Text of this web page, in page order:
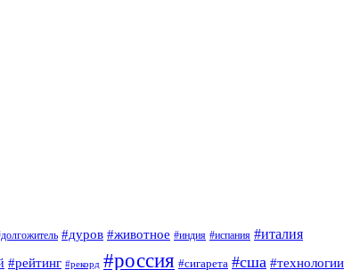
#дуров #животное #индия #испания #италия
#рейтинг #рекорд #россия #сигарета #сша #технологии